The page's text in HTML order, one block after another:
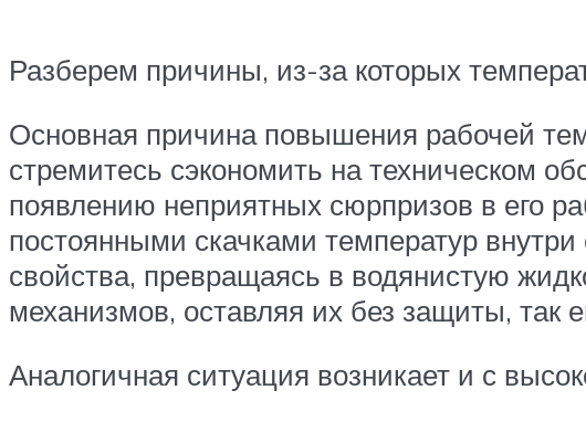
Разберем причины, из-за которых
Основная причина повышения рабочей
стремитесь сэкономить на техническом
появлению неприятных сюрпризов в его
постоянными скачками температур
свойства, превращаясь в водянистую
механизмов, оставляя их без защиты, так
Аналогичная ситуация возникает и с